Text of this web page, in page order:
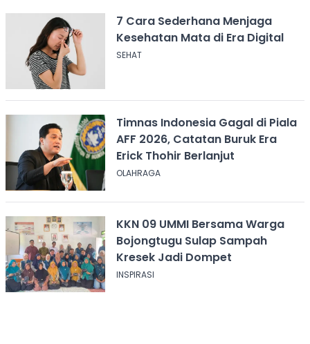
7 Cara Sederhana Menjaga
Kesehatan Mata di Era Digital
SEHAT
Timnas Indonesia Gagal di Piala
AFF 2026, Catatan Buruk Era
Erick Thohir Berlanjut
OLAHRAGA
KKN 09 UMMI Bersama Warga
Bojongtugu Sulap Sampah
Kresek Jadi Dompet
INSPIRASI